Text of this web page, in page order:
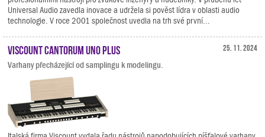
Universal Audio zavedla inovace a udržela si pověst lídra v oblasti audio
technologie. V roce 2001 společnost uvedla na trh své první...
25. 11. 2024
Viscount Cantorum Uno Plus
Varhany přecházející od samplingu k modelingu.